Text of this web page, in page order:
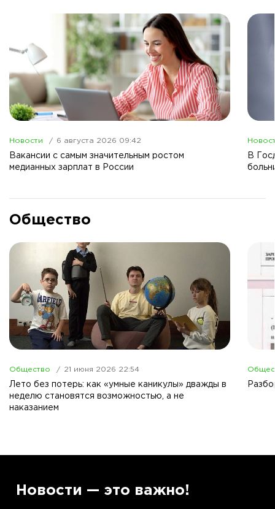
Новости 6 августа 2026 09:42
Вакансии с самым значительным ростом
медианных зарплат в России
В
Общество
Общество 21 июня 2026 22:54
Лето без потерь: как «умные каникулы» дважды в
неделю становятся возможностью, а не
наказанием
Новости — это важно!